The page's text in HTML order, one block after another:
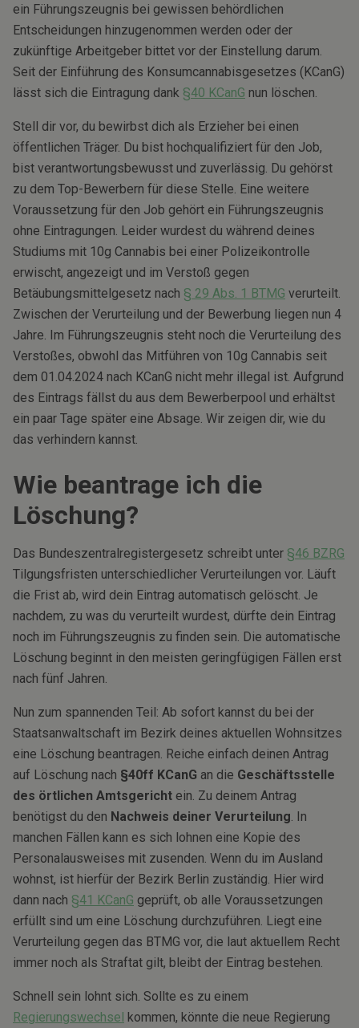
ein Führungszeugnis bei gewissen behördlichen
Entscheidungen hinzugenommen werden oder der
zukünftige Arbeitgeber bittet vor der Einstellung darum.
Seit der Einführung des Konsumcannabisgesetzes (KCanG)
lässt sich die Eintragung dank §40 KCanG nun löschen.
Stell dir vor, du bewirbst dich als Erzieher bei einen
öffentlichen Träger. Du bist hochqualifiziert für den Job,
bist verantwortungsbewusst und zuverlässig. Du gehörst
zu dem Top-Bewerbern für diese Stelle. Eine weitere
Voraussetzung für den Job gehört ein Führungszeugnis
ohne Eintragungen. Leider wurdest du während deines
Studiums mit 10g Cannabis bei einer Polizeikontrolle
erwischt, angezeigt und im Verstoß gegen
Betäubungsmittelgesetz nach § 29 Abs. 1 BTMG verurteilt.
Zwischen der Verurteilung und der Bewerbung liegen nun 4
Jahre. Im Führungszeugnis steht noch die Verurteilung des
Verstoßes, obwohl das Mitführen von 10g Cannabis seit
dem 01.04.2024 nach KCanG nicht mehr illegal ist. Aufgrund
des Eintrags fällst du aus dem Bewerberpool und erhältst
ein paar Tage später eine Absage. Wir zeigen dir, wie du
das verhindern kannst.
Wie beantrage ich die
Löschung?
Das Bundeszentralregistergesetz schreibt unter §46 BZRG
Tilgungsfristen unterschiedlicher Verurteilungen vor. Läuft
die Frist ab, wird dein Eintrag automatisch gelöscht. Je
nachdem, zu was du verurteilt wurdest, dürfte dein Eintrag
noch im Führungszeugnis zu finden sein. Die automatische
Löschung beginnt in den meisten geringfügigen Fällen erst
nach fünf Jahren.
Nun zum spannenden Teil: Ab sofort kannst du bei der
Staatsanwaltschaft im Bezirk deines aktuellen Wohnsitzes
eine Löschung beantragen. Reiche einfach deinen Antrag
auf Löschung nach §40ff KCanG an die Geschäftsstelle
des örtlichen Amtsgericht ein. Zu deinem Antrag
benötigst du den Nachweis deiner Verurteilung . In
manchen Fällen kann es sich lohnen eine Kopie des
Personalausweises mit zusenden. Wenn du im Ausland
wohnst, ist hierfür der Bezirk Berlin zuständig. Hier wird
dann nach §41 KCanG geprüft, ob alle Voraussetzungen
erfüllt sind um eine Löschung durchzuführen. Liegt eine
Verurteilung gegen das BTMG vor, die laut aktuellem Recht
immer noch als Straftat gilt, bleibt der Eintrag bestehen.
Schnell sein lohnt sich. Sollte es zu einem
Regierungswechsel kommen, könnte die neue Regierung